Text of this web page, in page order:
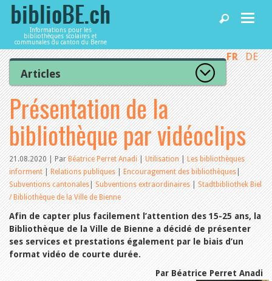
Informations pour les
bibliothèques scolaires et
communales du canton du Berne
Accueil
Articles
Bibliothèques
Agenda
Services
Utiliser biblioBE.ch
FR DE
Articles
Tous les articles
Articles recommandés
Les mieux notés
Catégories
L’Office de la culture informe
La Commission informe
Les bibliothèques informent
Organisation
Locaux et infrastructure
Collections
Utilisation
Finances
Personnel
Gestion de la qualité
Présentation de la
bibliothèque par vidéoclips
21.08.2020 | ParBéatrice Perret Anadi|Utilisation|Les bibliothèques
informent|Relations publiques|Encouragement des bibliothèques|
Subventions cantonales|Subventions extraordinaires|Stadtbibliothek Biel
/ Bibliothèque de la Ville de Bienne
Afin de capter plus facilement l’attention des 15-25 ans, la
Bibliothèque de la Ville de Bienne a décidé de présenter
ses services et prestations également par le biais d’un
format vidéo de courte durée.
Par Béatrice Perret Anadi